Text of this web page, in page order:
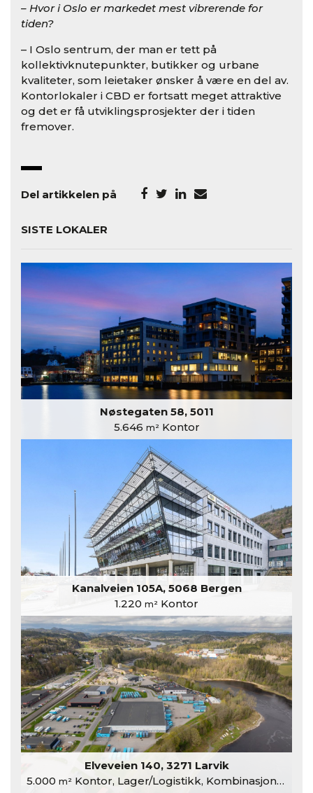
– Hvor i Oslo er markedet mest vibrerende for
tiden?
– I Oslo sentrum, der man er tett på
kollektivknutepunkter, butikker og urbane
kvaliteter, som leietaker ønsker å være en del av.
Kontorlokaler i CBD er fortsatt meget attraktive
og det er få utviklingsprosjekter der i tiden
fremover.
Del artikkelen på
SISTE LOKALER
Nøstegaten 58, 5011
5.646 m²Kontor
Kanalveien 105A, 5068 Bergen
1.220 m² Kontor
Elveveien 140, 3271 Larvik
5.000 m²Kontor, Lager/Logistikk, Kombinasjonslokaler